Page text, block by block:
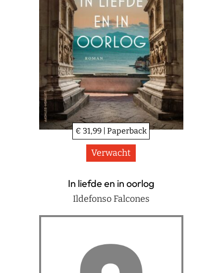
€ 31,99 | Paperback
Verwacht
In liefde en in oorlog
Ildefonso Falcones